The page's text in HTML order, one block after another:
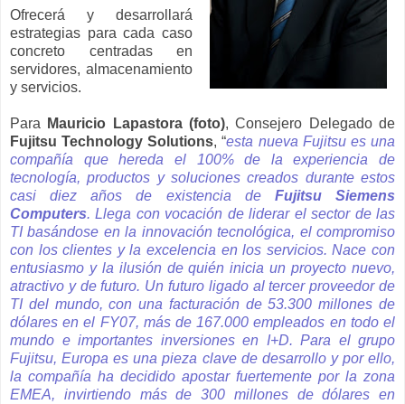
Ofrecerá y desarrollará
estrategias para cada caso
concreto centradas en
servidores, almacenamiento
y servicios.
Para Mauricio Lapastora (foto), Consejero Delegado de
Fujitsu Technology Solutions, “esta nueva Fujitsu es una
compañía que hereda el 100% de la experiencia de
tecnología, productos y soluciones creados durante estos
casi diez años de existencia de Fujitsu Siemens
Computers. Llega con vocación de liderar el sector de las
TI basándose en la innovación tecnológica, el compromiso
con los clientes y la excelencia en los servicios. Nace con
entusiasmo y la ilusión de quién inicia un proyecto nuevo,
atractivo y de futuro. Un futuro ligado al tercer proveedor de
TI del mundo, con una facturación de 53.300 millones de
dólares en el FY07, más de 167.000 empleados en todo el
mundo e importantes inversiones en I+D. Para el grupo
Fujitsu, Europa es una pieza clave de desarrollo y por ello,
la compañía ha decidido apostar fuertemente por la zona
EMEA, invirtiendo más de 300 millones de dólares en